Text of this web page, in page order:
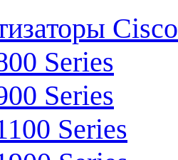
Cisco
Series
Series
Series